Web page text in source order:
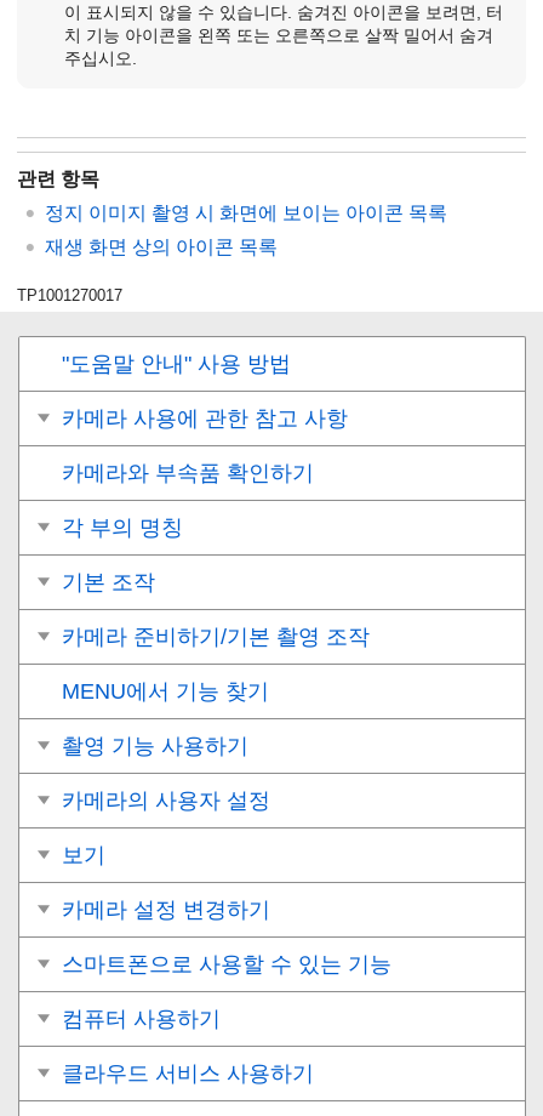
이 표시되지 않을 수 있습니다. 숨겨진 아이콘을 보려면, 터
치 기능 아이콘을 왼쪽 또는 오른쪽으로 살짝 밀어서 숨겨
주십시오.
관련 항목
정지 이미지 촬영 시 화면에 보이는 아이콘 목록
재생 화면 상의 아이콘 목록
TP1001270017
"도움말 안내" 사용 방법
카메라 사용에 관한 참고 사항
카메라와 부속품 확인하기
각 부의 명칭
기본 조작
카메라 준비하기/기본 촬영 조작
MENU에서 기능 찾기
촬영 기능 사용하기
카메라의 사용자 설정
보기
카메라 설정 변경하기
스마트폰으로 사용할 수 있는 기능
컴퓨터 사용하기
클라우드 서비스 사용하기